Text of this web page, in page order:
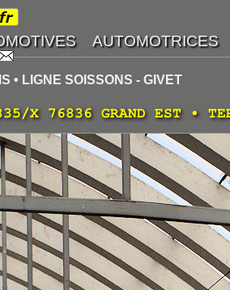
• LIGNE SOISSONS - GIVET
X 76836 GRAND EST •